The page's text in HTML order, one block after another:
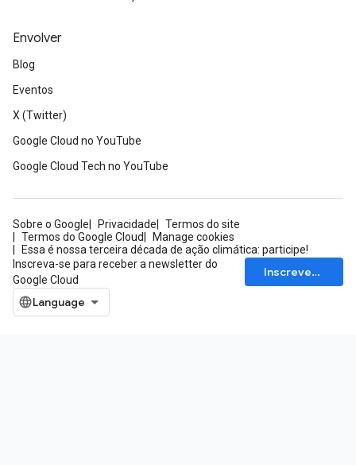
Envolver
Blog
Eventos
X (Twitter)
Google Cloud no YouTube
Google Cloud Tech no YouTube
Sobre o Google Privacidade
Termos do site
Termos do Google Cloud
Manage cookies
Essa é nossa terceira década de ação climática: participe!
Inscreva-se para receber a newsletter do
Google Cloud
Inscrever-se